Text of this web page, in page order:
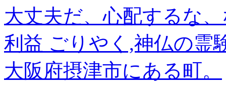
大丈夫だ、心配するな
利益 ごりやく,神仏の霊
大阪府摂津市にある町。